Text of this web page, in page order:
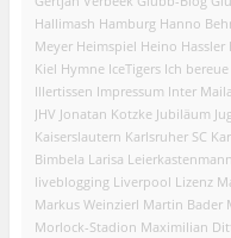
Hallimash Hamburg Hanno
Meyer Heimspiel Heino Hassler
Kiel Hymne IceTigers Ich
Illertissen Impressum Inter
JHV Jonatan Kotzke Jubiläum
Kaiserslautern Karlsruher SC
Bimbela Larisa Leierkastenmann
liveblogging Liverpool Lizenz
Markus Weinzierl Martin Bader
Morlock-Stadion Maximilian